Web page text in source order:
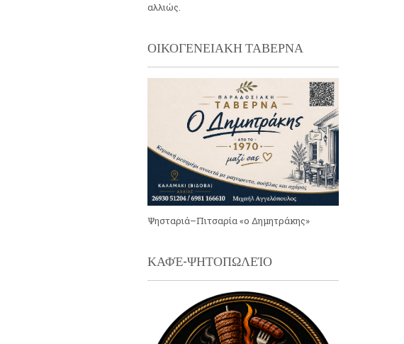
αλλιώς.
ΟΙΚΟΓΕΝΕΙΑΚΗ ΤΑΒΕΡΝΑ
Ψησταριά–Πιτσαρία «ο Δημητράκης»
ΚΑΦΈ-ΨΗΤΟΠΩΛΕΊΟ